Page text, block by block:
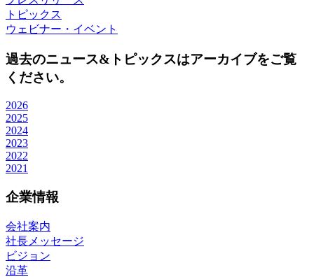
トピックス
ウェビナー・イベント
過去のニュース&トピックスはアーカイブをご覧
ください。
2026
2025
2024
2023
2022
2021
企業情報
会社案内
社長メッセージ
ビジョン
沿革